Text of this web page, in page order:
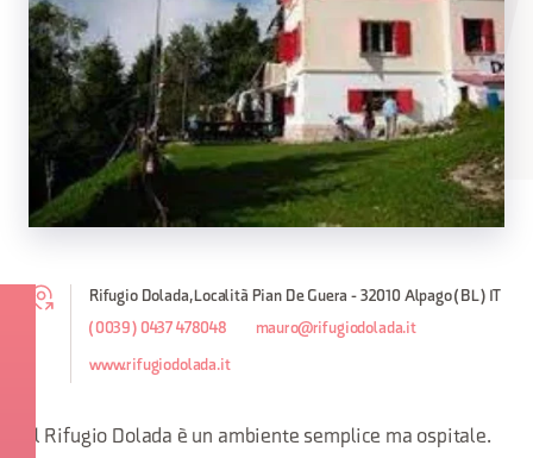
Rifugio Dolada, Località Pian De Guera - 32010 Alpago (BL) IT
(0039) 0437 478048 mauro@rifugiodolada.it
www.rifugiodolada.it
Il Rifugio Dolada è un ambiente semplice ma ospitale.